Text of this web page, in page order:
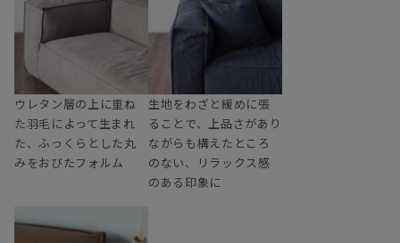
ウレタン層の上に重ね
た羽毛によって生まれ
た、ふっくらとした丸
みをおびたフォルム
生地をわざと緩めに張
ることで、上品さがあり
ながらも構えたところ
のない、リラックス感
のある印象に